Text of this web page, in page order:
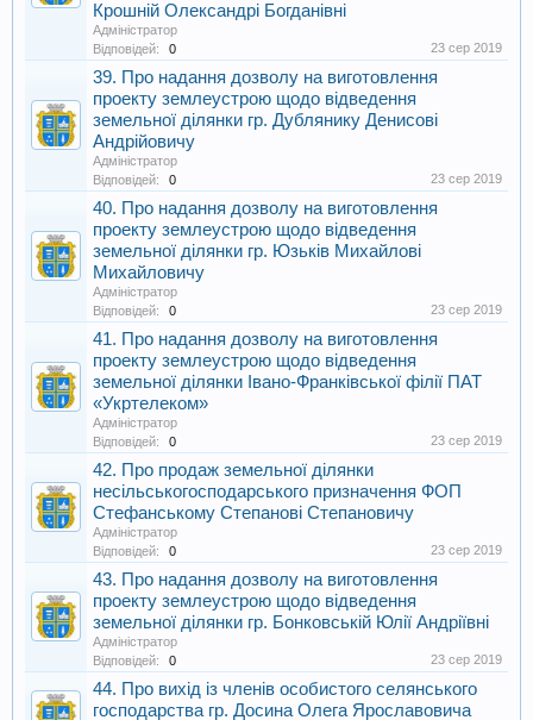
Крошній Олександрі Богданівні
Адміністратор
Відповідей:
0 23 сер 2019
39. Про надання дозволу на виготовлення
проекту землеустрою щодо відведення
земельної ділянки гр. Дублянику Денисові
Андрійовичу
Адміністратор
Відповідей:
0 23 сер 2019
40. Про надання дозволу на виготовлення
проекту землеустрою щодо відведення
земельної ділянки гр. Юзьків Михайлові
Михайловичу
Адміністратор
Відповідей:
0 23 сер 2019
41. Про надання дозволу на виготовлення
проекту землеустрою щодо відведення
земельної ділянки Івано-Франківської філії ПАТ
«Укртелеком»
Адміністратор
Відповідей:
0 23 сер 2019
42. Про продаж земельної ділянки
несільськогосподарського призначення ФОП
Стефанському Степанові Степановичу
Адміністратор
Відповідей:
0 23 сер 2019
43. Про надання дозволу на виготовлення
проекту землеустрою щодо відведення
земельної ділянки гр. Бонковській Юлії Андріївні
Адміністратор
Відповідей:
0 23 сер 2019
44. Про вихід із членів особистого селянського
господарства гр. Досина Олега Ярославовича